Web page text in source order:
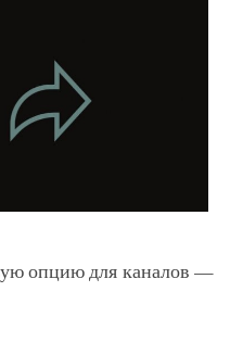
опцию для каналов —